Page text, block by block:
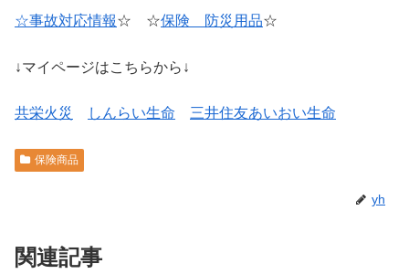
☆事故対応情報☆ ☆保険 防災用品☆
↓マイページはこちらから↓
共栄火災 しんらい生命 三井住友あいおい生命
保険商品
yh
関連記事